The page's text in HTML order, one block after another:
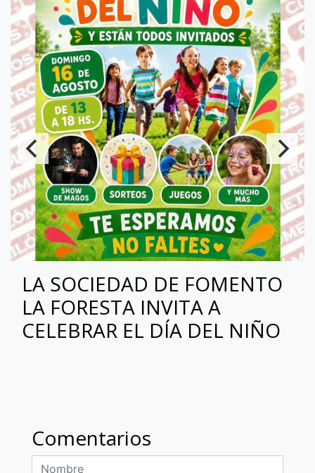
LA SOCIEDAD DE FOMENTO
LA FORESTA INVITA A
CELEBRAR EL DÍA DEL NIÑO
Comentarios